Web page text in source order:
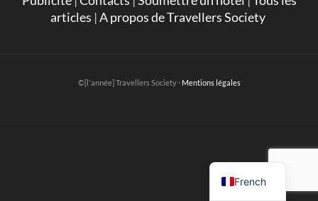
articles |A propos de Travellers Society
©[l'année] Travellers Society · Mentions légales
French